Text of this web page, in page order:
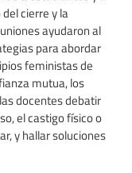
cierre y la
ayudaron al
para abordar
feministas de
mutua, los
docentes debatir
el castigo físico o
y hallar soluciones